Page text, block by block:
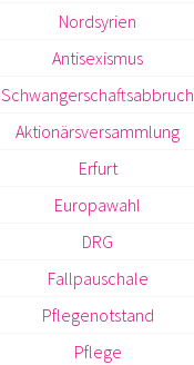
Nordsyrien
Antisexismus
Schwangerschaftsabbruch
Aktionärsversammlung
Erfurt
Europawahl
DRG
Fallpauschale
Pflegenotstand
Pflege